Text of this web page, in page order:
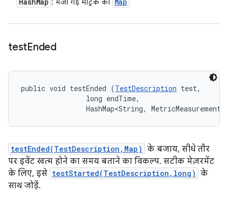
: भेजी गई मेट्रिक का
testEnded
public void testEnded (TestDescription test,
                long endTime,
HashMap<String,
testEnded(TestDescription,Map) के बजाय, सीधे तौर
पर इवेंट खत्म होने का समय बताने का विकल्प. सटीक मेज़रमेंट
के लिए, इसे testStarted(TestDescription,long) के
साथ जोड़ें.